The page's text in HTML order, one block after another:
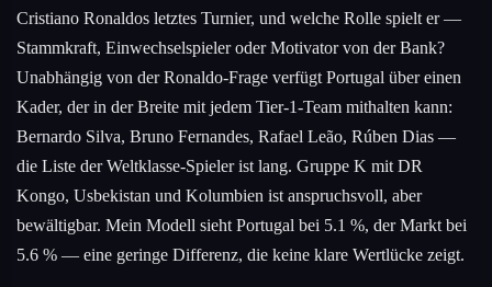
Cristiano Ronaldos letztes Turnier, und welche Rolle spielt er —
Stammkraft, Einwechselspieler oder Motivator von der Bank?
Unabhängig von der Ronaldo-Frage verfügt Portugal über einen
Kader, der in der Breite mit jedem Tier-1-Team mithalten kann:
Bernardo Silva, Bruno Fernandes, Rafael Leão, Rúben Dias —
die Liste der Weltklasse-Spieler ist lang. Gruppe K mit DR
Kongo, Usbekistan und Kolumbien ist anspruchsvoll, aber
bewältigbar. Mein Modell sieht Portugal bei 5.1 %, der Markt bei
5.6 % — eine geringe Differenz, die keine klare Wertlücke zeigt.